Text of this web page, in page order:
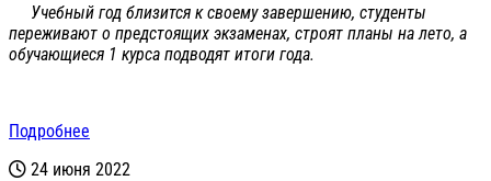
Учебный год близится к своему завершению, студенты
переживают о предстоящих экзаменах, строят планы на лето, а
обучающиеся 1 курса подводят итоги года.
Подробнее
24 июня 2022